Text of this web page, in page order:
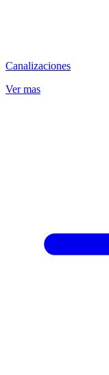
Canalizaciones
Ver mas